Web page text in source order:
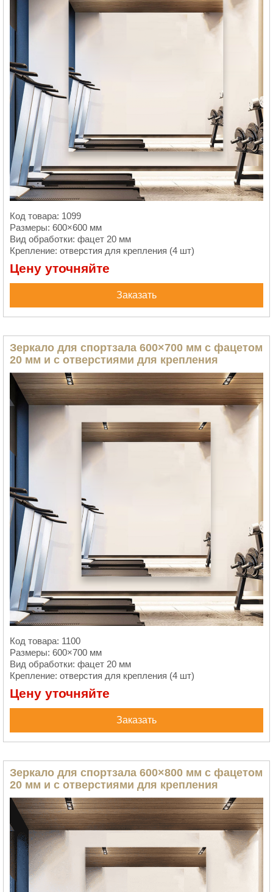
Код товара: 1099
Размеры: 600×600 мм
Вид обработки: фацет 20 мм
Крепление: отверстия для крепления (4 шт)
Цену уточняйте
Заказать
Зеркало для спортзала 600×700 мм с фацетом
20 мм и с отверстиями для крепления
Код товара: 1100
Размеры: 600×700 мм
Вид обработки: фацет 20 мм
Крепление: отверстия для крепления (4 шт)
Цену уточняйте
Заказать
Зеркало для спортзала 600×800 мм с фацетом
20 мм и с отверстиями для крепления